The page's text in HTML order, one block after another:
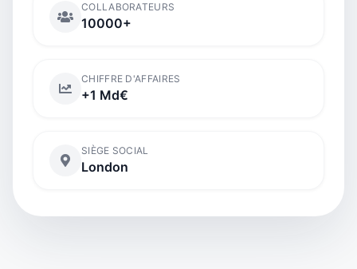
COLLABORATEURS
10000+
CHIFFRE D'AFFAIRES
+1 Md€
SIÈGE SOCIAL
London